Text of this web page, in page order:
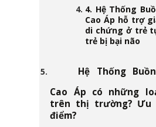
4. Hệ Thống
Cao Áp hỗ trợ
di chứng ở trẻ
trẻ bị bại não
Hệ Thống
Cao Áp có những
trên thị trường? Ưu
điểm?